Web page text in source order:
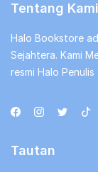
Tentang Kami
Halo Bookstore
Sejahtera. Kami
resmi Halo Penulis
Tautan